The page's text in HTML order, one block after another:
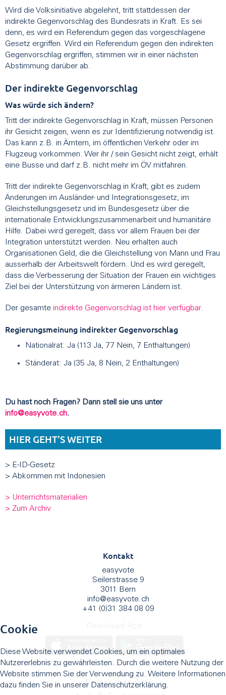
Wird die Volksinitiative abgelehnt, tritt stattdessen der
indirekte Gegenvorschlag des Bundesrats in Kraft. Es sei
denn, es wird ein Referendum gegen das vorgeschlagene
Gesetz ergriffen. Wird ein Referendum gegen den indirekten
Gegenvorschlag ergriffen, stimmen wir in einer nächsten
Abstimmung darüber ab.
Der indirekte Gegenvorschlag
Was würde sich ändern?
Tritt der indirekte Gegenvorschlag in Kraft, müssen Personen
ihr Gesicht zeigen, wenn es zur Identifizierung notwendig ist.
Das kann z.B. in Ämtern, im öffentlichen Verkehr oder im
Flugzeug vorkommen. Wer ihr / sein Gesicht nicht zeigt, erhält
eine Busse und darf z.B. nicht mehr im ÖV mitfahren.
Tritt der indirekte Gegenvorschlag in Kraft, gibt es zudem
Änderungen im Ausländer- und Integrationsgesetz, im
Gleichstellungsgesetz und im Bundesgesetz über die
internationale Entwicklungszusammenarbeit und humanitäre
Hilfe. Dabei wird geregelt, dass vor allem Frauen bei der
Integration unterstützt werden. Neu erhalten auch
Organisationen Geld, die die Gleichstellung von Mann und Frau
ausserhalb der Arbeitswelt fördern. Und es wird geregelt,
dass die Verbesserung der Situation der Frauen ein wichtiges
Ziel bei der Unterstützung von ärmeren Ländern ist.
Der gesamte indirekte Gegenvorschlag ist hier verfügbar.
Regierungsmeinung indirekter Gegenvorschlag
Nationalrat: Ja (113 Ja, 77 Nein, 7 Enthaltungen)
Ständerat: Ja (35 Ja, 8 Nein, 2 Enthaltungen)
Du hast noch Fragen? Dann stell sie uns unter
info@easyvote.ch.
HIER GEHT'S WEITER
> E-ID-Gesetz
> Abkommen mit Indonesien
> Unterrichtsmaterialien
> Zum Archiv
Kontakt
easyvote
Seilerstrasse 9
3011 Bern
info@easyvote.ch
+41 (0)31 384 08 09
Ein Angebot des
Cookie
Diese Website verwendet Cookies, um ein optimales
Nutzererlebnis zu gewährleisten. Durch die weitere Nutzung der
Website stimmen Sie der Verwendung zu. Weitere Informationen
dazu finden Sie in unserer Datenschutzerklärung.